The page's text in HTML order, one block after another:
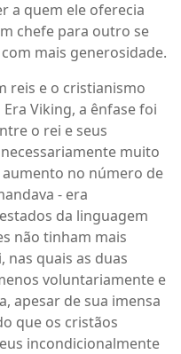
a quem ele oferecia
chefe para outro se
mais generosidade.
reis e o cristianismo
Viking, a ênfase foi
o rei e seus
muito
no número de
- era
da linguagem
não tinham mais
nas quais as duas
voluntariamente e
apesar de sua imensa
que os cristãos
incondicionalmente